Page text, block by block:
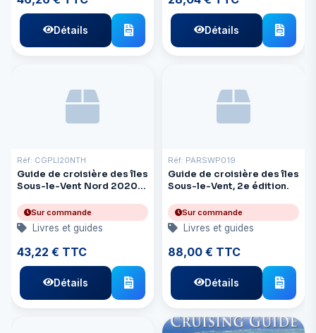
Détails Détails
Réf: CGPLI20NTH
Guide de croisière des îles
Sous-le-Vent Nord 2020-
Sur commande
Livres et guides
43,22 € TTC
Détails
Réf: PARSWP019
Guide de croisière des îles
Sous-le-Vent, 2e édition.
Sur commande
Livres et guides
88,00 € TTC
Détails